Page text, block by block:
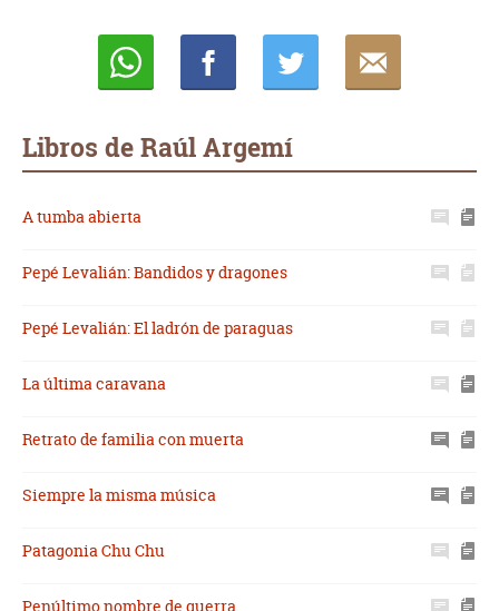
Libros de Raúl Argemí
A tumba abierta
Pepé Levalián: Bandidos y dragones
Pepé Levalián: El ladrón de paraguas
La última caravana
Retrato de familia con muerta
Siempre la misma música
Patagonia Chu Chu
Penúltimo nombre de guerra